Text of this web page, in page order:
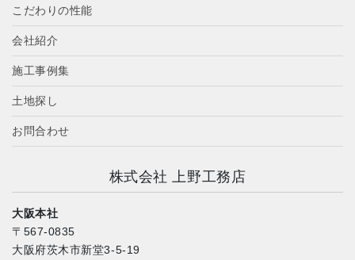
こだわりの性能
会社紹介
施工事例集
土地探し
お問合わせ
株式会社 上野工務店
大阪本社
〒567-0835
大阪府茨木市新堂3-5-19